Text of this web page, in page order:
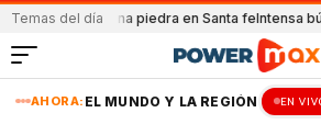
Temas del día
con una piedra en Santa feIntensa
AHORA: EL MUNDO Y LA REGIÓN EN